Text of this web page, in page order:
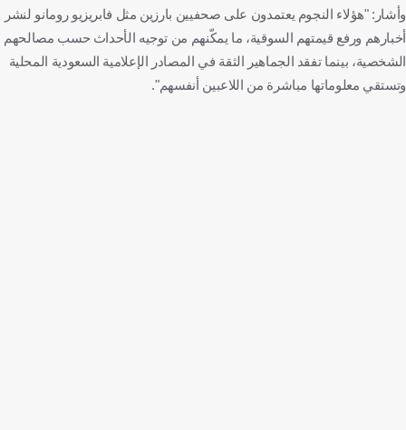
وأشار: "هؤلاء النجوم يعتمدون على صحفيين بارزين مثل فابريزيو رومانو لنشر
أخبارهم ورفع قيمتهم السوقية، ما يمكّنهم من توجيه الأحداث حسب مصالحهم
الشخصية، بينما تفقد الجماهير الثقة في المصادر الإعلامية السعودية المحلية
وتستقي معلوماتها مباشرة من اللاعبين أنفسهم".